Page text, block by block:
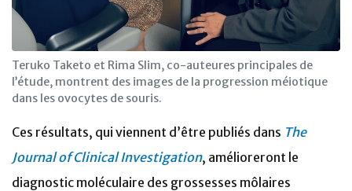
Teruko Taketo et Rima Slim, co-auteures principales de
l’étude, montrent des images de la progression méiotique
dans les ovocytes de souris.
Ces résultats, qui viennent d’être publiés dans The
Journal of Clinical Investigation, amélioreront le
diagnostic moléculaire des grossesses môlaires